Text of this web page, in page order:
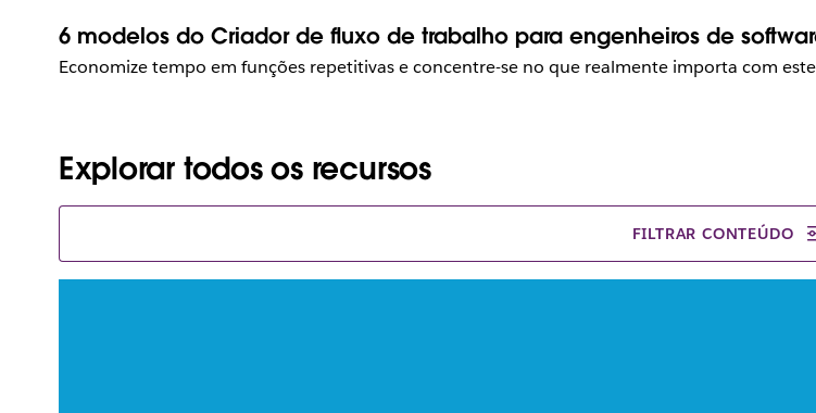
6 modelos do Criador de fluxo de trabalho para engenheiros de
Economize tempo em funções repetitivas e concentre-se no que realmente importa com
Explorar todos os recursos
FILTRAR CONTEÚDO